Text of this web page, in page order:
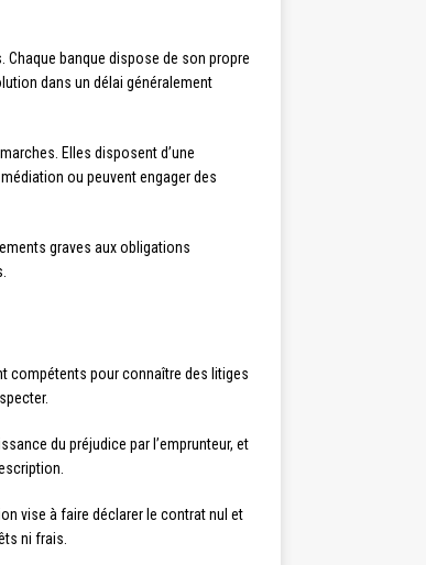
banque dispose de son propre
dans un délai généralement
Elles disposent d’une
ou peuvent engager des
graves aux obligations
compétents pour connaître des litiges
du préjudice par l’emprunteur, et
vise à faire déclarer le contrat nul et
ni frais.